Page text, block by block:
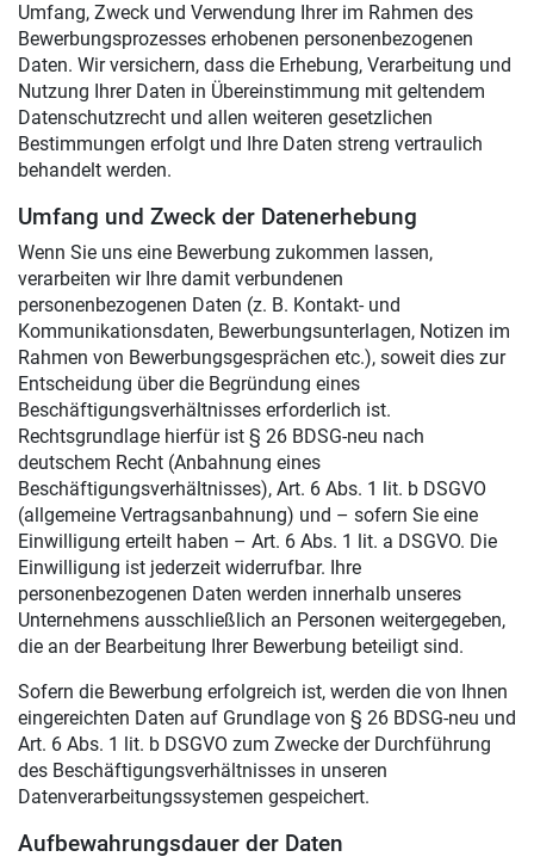
Umfang, Zweck und Verwendung Ihrer im Rahmen des
Bewerbungsprozesses erhobenen personenbezogenen
Daten. Wir versichern, dass die Erhebung, Verarbeitung und
Nutzung Ihrer Daten in Übereinstimmung mit geltendem
Datenschutzrecht und allen weiteren gesetzlichen
Bestimmungen erfolgt und Ihre Daten streng vertraulich
behandelt werden.
Umfang und Zweck der Datenerhebung
Wenn Sie uns eine Bewerbung zukommen lassen,
verarbeiten wir Ihre damit verbundenen
personenbezogenen Daten (z. B. Kontakt- und
Kommunikationsdaten, Bewerbungsunterlagen, Notizen im
Rahmen von Bewerbungsgesprächen etc.), soweit dies zur
Entscheidung über die Begründung eines
Beschäftigungsverhältnisses erforderlich ist.
Rechtsgrundlage hierfür ist § 26 BDSG-neu nach
deutschem Recht (Anbahnung eines
Beschäftigungsverhältnisses), Art. 6 Abs. 1 lit. b DSGVO
(allgemeine Vertragsanbahnung) und – sofern Sie eine
Einwilligung erteilt haben – Art. 6 Abs. 1 lit. a DSGVO. Die
Einwilligung ist jederzeit widerrufbar. Ihre
personenbezogenen Daten werden innerhalb unseres
Unternehmens ausschließlich an Personen weitergegeben,
die an der Bearbeitung Ihrer Bewerbung beteiligt sind.
Sofern die Bewerbung erfolgreich ist, werden die von Ihnen
eingereichten Daten auf Grundlage von § 26 BDSG-neu und
Art. 6 Abs. 1 lit. b DSGVO zum Zwecke der Durchführung
des Beschäftigungsverhältnisses in unseren
Datenverarbeitungssystemen gespeichert.
Aufbewahrungsdauer der Daten